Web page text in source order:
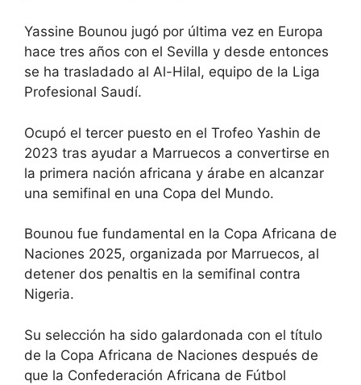
Yassine Bounou jugó por última vez en Europa
hace tres años con el Sevilla y desde entonces
se ha trasladado al Al-Hilal, equipo de la Liga
Profesional Saudí.
Ocupó el tercer puesto en el Trofeo Yashin de
2023 tras ayudar a Marruecos a convertirse en
la primera nación africana y árabe en alcanzar
una semifinal en una Copa del Mundo.
Bounou fue fundamental en la Copa Africana de
Naciones 2025, organizada por Marruecos, al
detener dos penaltis en la semifinal contra
Nigeria.
Su selección ha sido galardonada con el título
de la Copa Africana de Naciones después de
que la Confederación Africana de Fútbol